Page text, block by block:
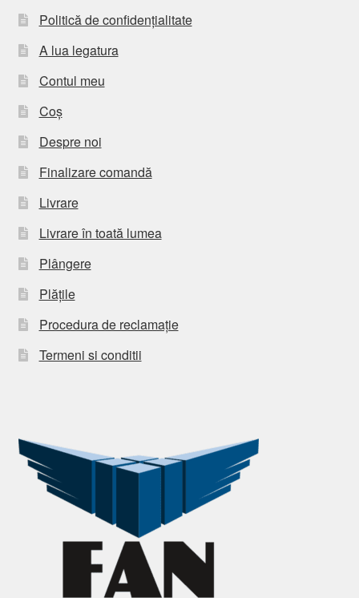
Politică de confidențialitate
A lua legatura
Contul meu
Coș
Despre noi
Finalizare comandă
Livrare
Livrare în toată lumea
Plângere
Plățile
Procedura de reclamație
Termeni si conditii